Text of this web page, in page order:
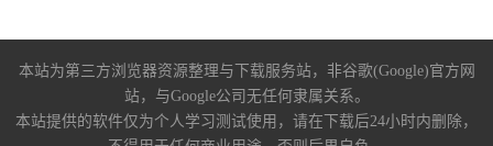
本站为第三方浏览器资源整理与下载服务站，非谷歌(Google)官方网
站，与Google公司无任何隶属关系。
本站提供的软件仅为个人学习测试使用，请在下载后24小时内删除，